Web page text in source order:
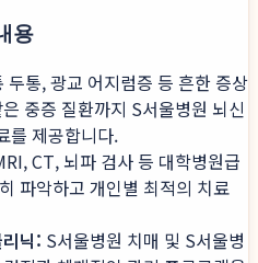
용
두통, 광교 어지럼증 등 흔한 증상
중증 질환까지 S서울병원 뇌신
를 제공합니다.
CT, 뇌파 검사 등 대학병원급
파악하고 개인별 최적의 치료
닉: S서울병원 치매 및 S서울병